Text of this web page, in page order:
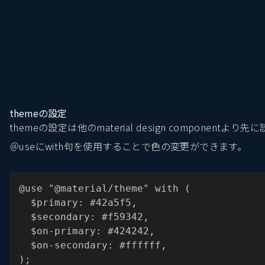
themeの設定
themeの設定は他のmaterial design componentより先に
＠useにwith句を使用することで色の変更ができます。
@use "@material/theme" with (
  $primary: #42a5f5,
  $secondary: #f59342,
  $on-primary: #424242,
  $on-secondary: #ffffff,
);